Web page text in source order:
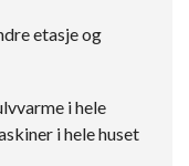
etasje og
i hele
i hele huset